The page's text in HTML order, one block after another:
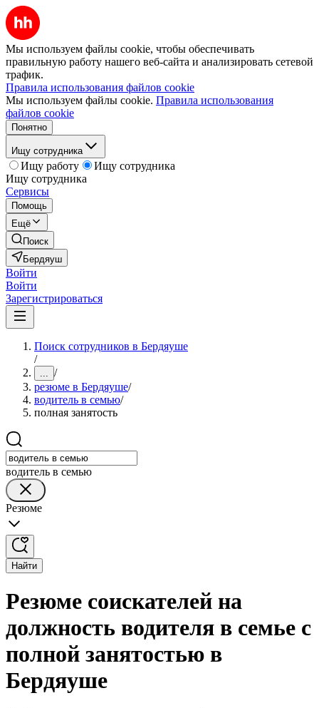
Мы используем файлы cookie, чтобы обеспечивать
правильную работу нашего веб-сайта и анализировать сетевой
трафик.
Правила использования файлов cookie
Мы используем файлы cookie. Правила использования
файлов cookie
Понятно
Ищу сотрудника
Ищу работу
Ищу сотрудника
Ищу сотрудника
Сервисы
Помощь
Ещё
Поиск
Бердяуш
Войти
Войти
Зарегистрироваться
Поиск сотрудников в Бердяуше
/
... /
резюме в Бердяуше/
водитель в семью/
полная занятость
водитель в семью
Резюме
Найти
Резюме соискателей на
должность водителя в семье с
полной занятостью в
Бердяуше